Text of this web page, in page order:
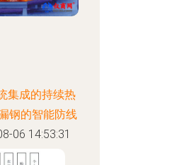
集成的持续热
钢的智能防线
06 14:53:31